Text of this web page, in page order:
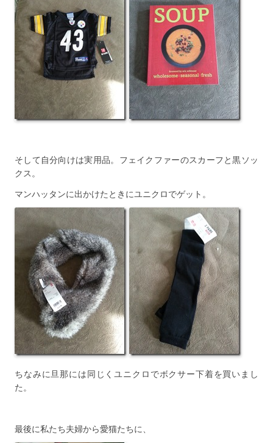
そして自分向けは実用品。フェイクファーのスカーフと黒ソッ
クス。
マンハッタンに出かけたときにユニクロでゲット。
ちなみに旦那には同じくユニクロでボクサー下着を買いまし
た。
最後に私たち夫婦から愛猫たちに、